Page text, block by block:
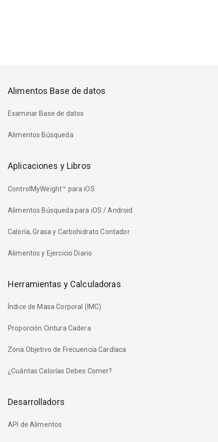
Alimentos Base de datos
Examinar Base de datos
Alimentos Búsqueda
Aplicaciones y Libros
ControlMyWeight™ para iOS
Alimentos Búsqueda para iOS / Android
Caloría, Grasa y Carbohidrato Contador
Alimentos y Ejercicio Diario
Herramientas y Calculadoras
Índice de Masa Corporal (IMC)
Proporción Cintura Cadera
Zona Objetivo de Frecuencia Cardíaca
¿Cuántas Calorías Debes Comer?
Desarrolladors
API de Alimentos